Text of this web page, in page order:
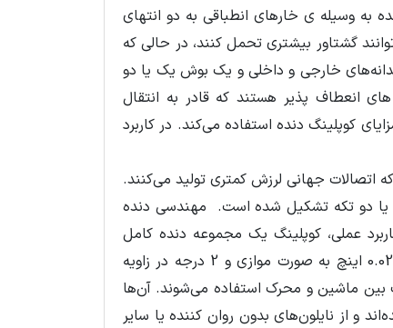
به وسیله ی خارهای انطباقی به دو انتهای
گشتاور بیشتری تحمل کنند، در حالی که
خارجی و داخلی و یک بوش یک یا دو
انعطاف پذیر هستند که قادر به انتقال
کوپلینگ دنده استفاده می‌کند. در کاربرد
اتصالات جهانی لرزش کمتری تولید می‌کنند.
یا دو تکه تشکیل شده است. مهندسی دنده
عملی، کوپلینگ یک مجموعه دنده کامل
است. کوپلینگ های دنده‌ای دارای قابلیت عدم تراز کلی به اندازه های 0.01-0.02 اینچ به صورت موازی و 2 درجه در زاویه
ماشین و محرک استفاده می‌شوند. آن‌ها
و از نایلون‌های بدون روان کننده یا سایر